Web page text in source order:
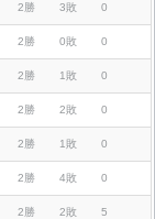
2勝 3敗 0
2勝 0敗 0
2勝 1敗 0
2勝 2敗 0
2勝 1敗 0
2勝 4敗 0
2勝 2敗 5